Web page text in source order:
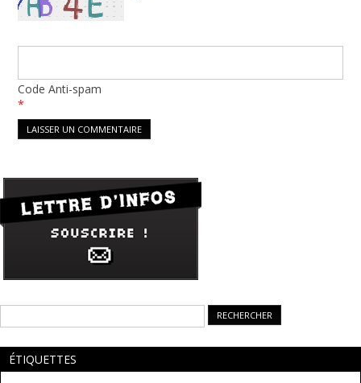
Code Anti-spam
*
ÉTIQUETTES